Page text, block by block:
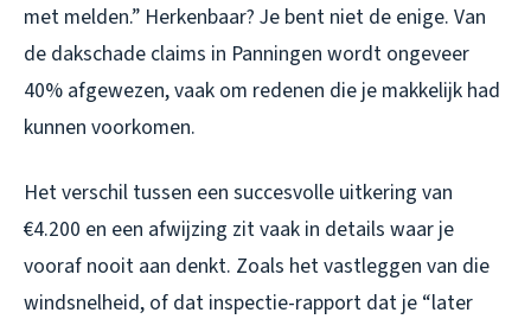
met melden.” Herkenbaar? Je bent niet de enige. Van
de dakschade claims in Panningen wordt ongeveer
40% afgewezen, vaak om redenen die je makkelijk had
kunnen voorkomen.
Het verschil tussen een succesvolle uitkering van
€4.200 en een afwijzing zit vaak in details waar je
vooraf nooit aan denkt. Zoals het vastleggen van die
windsnelheid, of dat inspectie-rapport dat je “later